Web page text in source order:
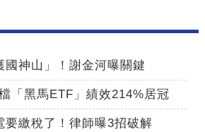
國神山」！謝金河曝關鍵
「黑馬ETF」績效214%居冠
要繳稅了！律師曝3招破解